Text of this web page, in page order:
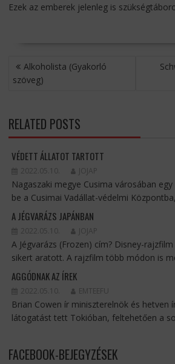
Ezek az emberek jelenleg is
BEJEGYZÉS
NAVIGÁCIÓ
Alkoholista (Gyakorló
szöveg)
RELATED POSTS
VÉDETT ÁLLATOT TARTOTT
2022.05.10. JOJAP
Nagaszaki megye Cusima városában
be a Cusimai Vadállat-védelmi
A JÉGVARÁZS JAPÁNBAN
2022.05.10. JOJAP
A Jégvarázs (Frozen) cím? Disney-
sikert aratott. A rajzfilm több módon is
AGGÓDNAK AZ ÍREK
2022.05.10. EMTEEFU
Brian Cowen ír miniszterelnök és hetven
látogatást tett Tokióban, feltehetően a
FACEBOOK-BEJEGYZÉSEK